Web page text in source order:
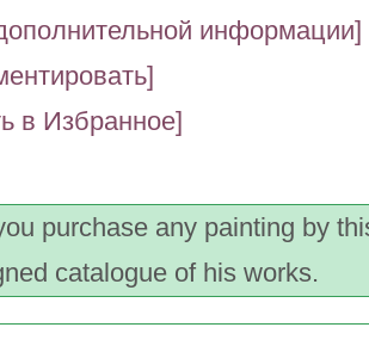
информации]
в Избранное]
purchase any painting by
catalogue of his works.